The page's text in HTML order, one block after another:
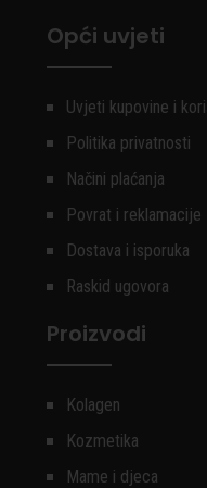
Opći uvjeti
Uvjeti kupovine i
Politika privatnosti
Načini plaćanja
Povrat i reklamacije
Dostava i isporuka
Raskid ugovora
Proizvodi
Kolagen
Kozmetika
Mame i djeca